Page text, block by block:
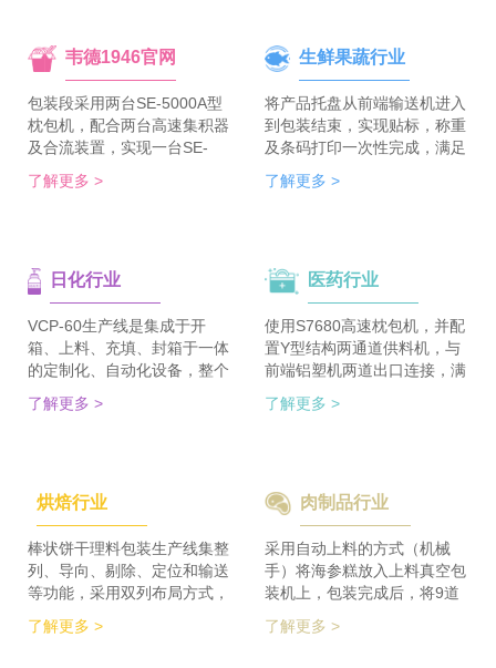
韦德1946官网
包装段采用两台SE-5000A型
枕包机，配合两台高速集积器
及合流装置，实现一台SE-
5700A-BX枕包机完成整线的
集合包包装，分道装置完成生
器、一侧配集合包集积器，实
现在一台机器上完成两种形式
的自动装箱。 占地空间减
半，一条生产线实现两种形式
的包装及装箱，人员数量减半
大降低。
了解更多 >
生鲜果蔬行业
将产品托盘从前端输送机进入
到包装结束，实现贴标，称重
及条码打印一次性完成，满足
客户包装效率120个/min的包
装需求。 多种物品包装的兼
了解更多 >
日化行业
VCP-60生产线是集成于开
箱、上料、充填、封箱于一体
的定制化、自动化设备，整个
生产线采用独立伺服匹配节拍
协调运行，实现灵活更稳定。
检及码垛设备实现整线自动化
运行。 节省了80%人员数
量，降低了劳动者的劳动强
度，提高了工作效率
了解更多 >
医药行业
使用S7680高速枕包机，并配
置Y型结构两通道供料机，与
前端铝塑机两道出口连接，满
足了枕包机的稳定供料，又缩
短了设备总长。枕包机单道输
积的要求，同时节省了一半的
占地空间，一条生产线实现了
整个生产的稳定供料，减少设
备的投入，大大降低了采购成
本。
了解更多 >
烘焙行业
棒状饼干理料包装生产线集整
列、导向、剔除、定位和输送
等功能，采用双列布局方式，
在有限的场地内，提高了产品
包装的生产力，同时达到废料
了解更多 >
肉制品行业
采用自动上料的方式（机械
手）将海参糕放入上料真空包
装机上，包装完成后，将9道
带机，将1道产品分为2道，分
了解更多 >